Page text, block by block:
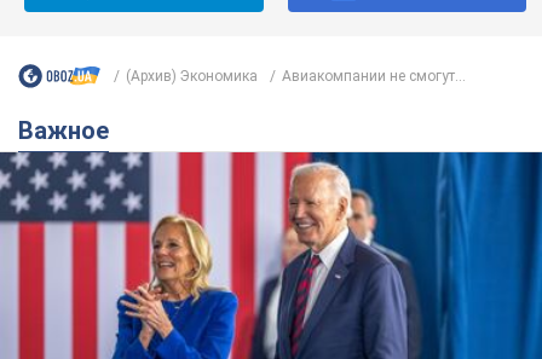
(Архив) Экономика Авиакомпании не смогут...
Важное